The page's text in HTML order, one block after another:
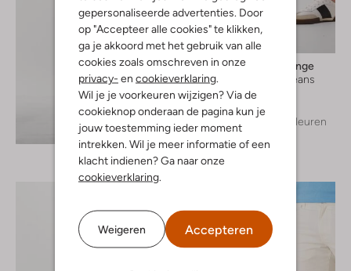
gepersonaliseerde advertenties. Door
op "Accepteer alle cookies" te klikken,
ga je akkoord met het gebruik van alle
cookies zoals omschreven in onze
privacy- en cookieverklaring.
Wil je je voorkeuren wijzigen? Via de
cookieknop onderaan de pagina kun je
jouw toestemming ieder moment
intrekken. Wil je meer informatie of een
klacht indienen? Ga naar onze
cookieverklaring.
Weigeren Accepteren
Ontdek de look
Boss Orange
Slim fit jeans
€ 119,99
+ meer kleuren